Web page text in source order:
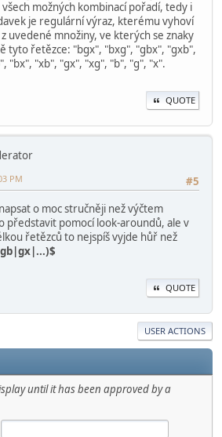
možných kombinací pořadí, tedy i
je regulární výraz, kterému vyhoví
uvedené množiny, ve kterých se znaky
tyto řetězce: "bgx", "bxg", "gbx", "gxb",
"bx", "xb", "gx", "xg", "b", "g", "x".
QUOTE
#5
PM
o moc stručněji než výčtem
představit pomocí look-aroundů, ale v
řetězců to nejspíš vyjde hůř než
QUOTE
USER ACTIONS
until it has been approved by a